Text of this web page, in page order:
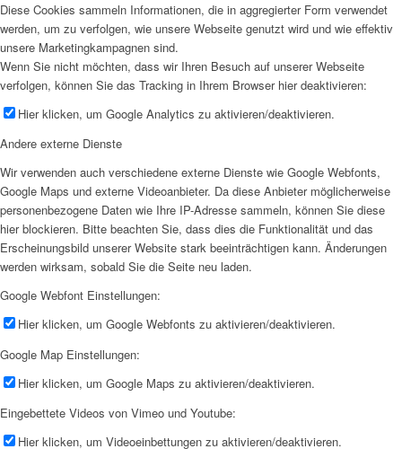
Diese Cookies sammeln Informationen, die in aggregierter Form verwendet
werden, um zu verfolgen, wie unsere Webseite genutzt wird und wie effektiv
unsere Marketingkampagnen sind.
Wenn Sie nicht möchten, dass wir Ihren Besuch auf unserer Webseite
verfolgen, können Sie das Tracking in Ihrem Browser hier deaktivieren:
Hier klicken, um Google Analytics zu aktivieren/deaktivieren.
Andere externe Dienste
Wir verwenden auch verschiedene externe Dienste wie Google Webfonts,
Google Maps und externe Videoanbieter. Da diese Anbieter möglicherweise
personenbezogene Daten wie Ihre IP-Adresse sammeln, können Sie diese
hier blockieren. Bitte beachten Sie, dass dies die Funktionalität und das
Erscheinungsbild unserer Website stark beeinträchtigen kann. Änderungen
werden wirksam, sobald Sie die Seite neu laden.
Google Webfont Einstellungen:
Hier klicken, um Google Webfonts zu aktivieren/deaktivieren.
Google Map Einstellungen:
Hier klicken, um Google Maps zu aktivieren/deaktivieren.
Eingebettete Videos von Vimeo und Youtube:
Hier klicken, um Videoeinbettungen zu aktivieren/deaktivieren.